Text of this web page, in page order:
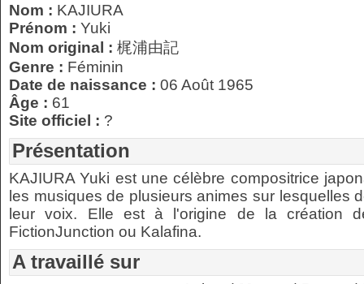
Nom : KAJIURA
Prénom : Yuki
Nom original : 梶浦由記
Genre : Féminin
Date de naissance : 06 Août 1965
Âge : 61
Site officiel : ?
Présentation
KAJIURA Yuki est une célèbre compositrice
les musiques de plusieurs animes sur lesquelles
leur voix. Elle est à l'origine de la création
FictionJunction ou Kalafina.
A travaillé sur